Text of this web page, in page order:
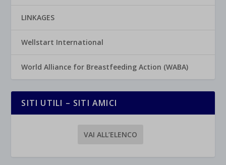
LINKAGES
Wellstart International
World Alliance for Breastfeeding Action (WABA)
SITI UTILI – SITI AMICI
VAI ALL’ELENCO